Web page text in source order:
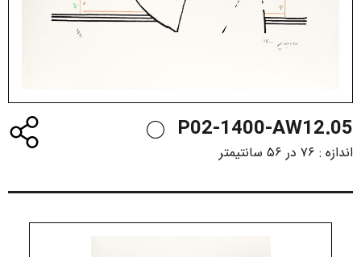
P02-1400-AW12.05
اندازه : ۷۶ در ۵۶ سانتیمتر